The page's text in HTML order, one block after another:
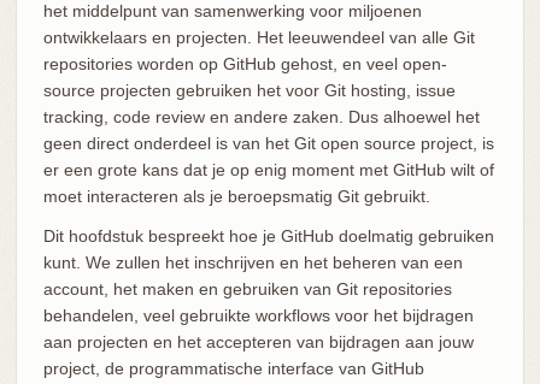
het middelpunt van samenwerking voor miljoenen
ontwikkelaars en projecten. Het leeuwendeel van alle Git
repositories worden op GitHub gehost, en veel open-
source projecten gebruiken het voor Git hosting, issue
tracking, code review en andere zaken. Dus alhoewel het
geen direct onderdeel is van het Git open source project, is
er een grote kans dat je op enig moment met GitHub wilt of
moet interacteren als je beroepsmatig Git gebruikt.
Dit hoofdstuk bespreekt hoe je GitHub doelmatig gebruiken
kunt. We zullen het inschrijven en het beheren van een
account, het maken en gebruiken van Git repositories
behandelen, veel gebruikte workflows voor het bijdragen
aan projecten en het accepteren van bijdragen aan jouw
project, de programmatische interface van GitHub